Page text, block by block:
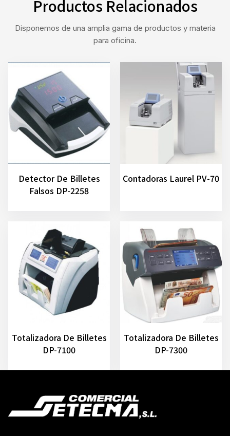
Productos Relacionados
Disponemos de una amplia gama de productos y materia
para oficina.
Detector De Billetes
Falsos DP-2258
Contadoras Laurel PV-70
Totalizadora De Billetes
DP-7100
Totalizadora De Billetes
DP-7300